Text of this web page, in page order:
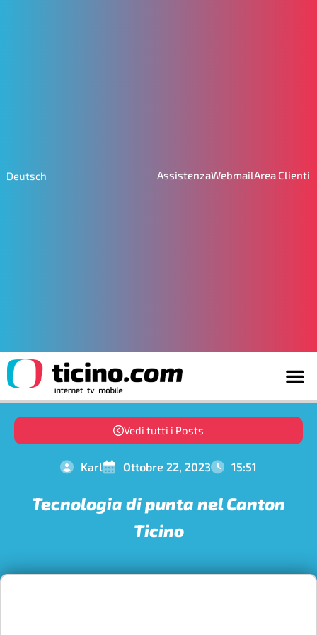
Deutsch AssistenzaWebmailArea Clienti
Vedi tutti i Posts
Karl Ottobre 22, 2023 15:51
Tecnologia di punta nel Canton
Ticino